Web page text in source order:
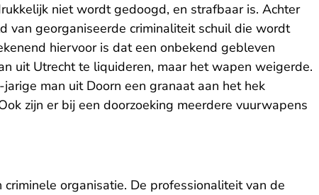
niet wordt gedoogd, en strafbaar is. Achter
van georganiseerde criminaliteit schuil die wordt
hiervoor is dat een onbekend gebleven
uit Utrecht te liquideren, maar het wapen weigerde.
man uit Doorn een granaat aan het hek
zijn er bij een doorzoeking meerdere vuurwapens
organisatie. De professionaliteit van de